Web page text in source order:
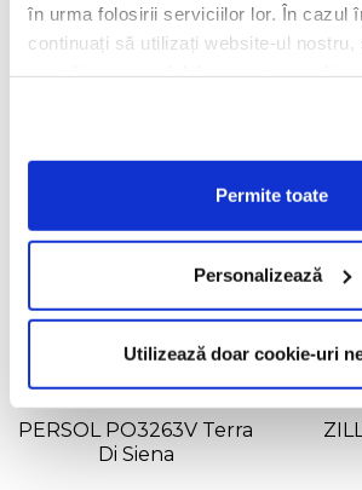
în urma folosirii serviciilor lor. În cazul
continuați să utilizați website-ul nostru,
Permite toate
Personalizează
Utilizează doar cookie-uri
3.470,00 RON
În Stoc
PERSOL PO3263V Terra
Di Siena